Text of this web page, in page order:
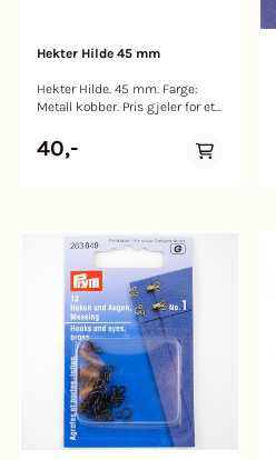
Hekter Hilde 45 mm
Hekter Hilde. 45 mm. Farge:
Metall kobber. Pris gjeler for et
40,-